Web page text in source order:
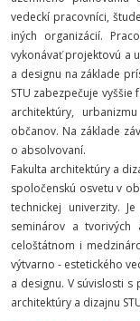
vedeckí pracovníci,
iných organizácií.
vykonávať projektovú a
a designu na základe
STU zabezpečuje
architektúry,
občanov. Na základe
o absolvovaní.
Fakulta architektúry a
spoločenskú osvetu v
technickej univerzity.
seminárov a
celoštátnom i
výtvarno - estetického
a designu. V súvislosti s
architektúry a dizajnu